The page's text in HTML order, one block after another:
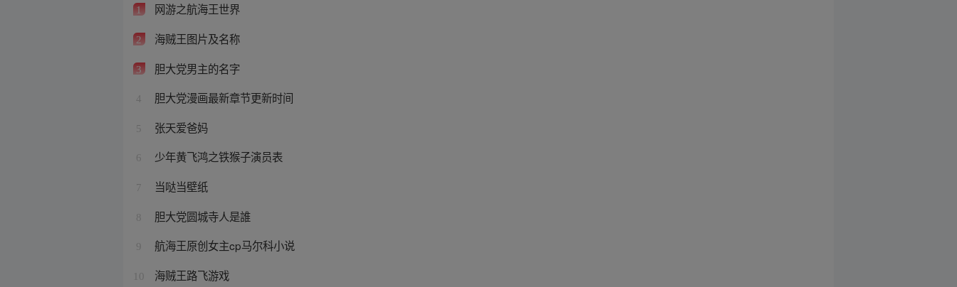
1 网游之航海王世界
2 海贼王图片及名称
3 胆大党男主的名字
4 胆大党漫画最新章节更新时间
5 张天爱爸妈
6 少年黄飞鸿之铁猴子演员表
7 当哒当壁纸
8 胆大党圆城寺人是誰
9 航海王原创女主cp马尔科小说
10 海贼王路飞游戏